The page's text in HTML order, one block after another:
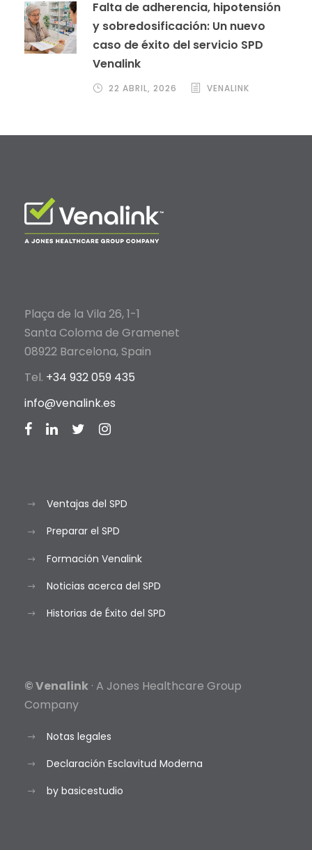
Falta de adherencia, hipotensión
y sobredosificación: Un nuevo
caso de éxito del servicio SPD
Venalink
22 ABRIL, 2026 VENALINK
Plaça de la Vila 26, 1-1
Santa Coloma de Gramenet
08922 Barcelona, Spain
Tel. +34 932 059 435
info@venalink.es
Ventajas del SPD
Preparar el SPD
Formación Venalink
Noticias acerca del SPD
Historias de Éxito del SPD
© Venalink · A Jones Healthcare Group
Company
Notas legales
Declaración Esclavitud Moderna
by basicestudio